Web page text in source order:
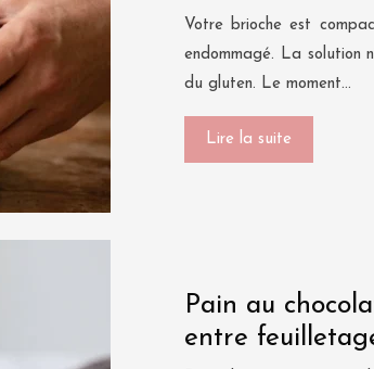
Votre brioche est
endommagé. La solution
du gluten. Le moment…
Lire la suite
Pain au
entre